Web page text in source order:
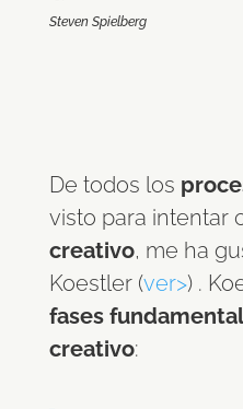
Steven Spielberg
De todos los
visto para intentar
creativo, me ha
Koestler (ver>) .
fases
creativo: